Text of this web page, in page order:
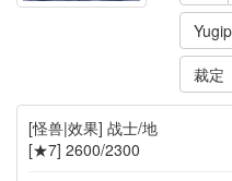
裁定
[怪兽|效果] 战士/地
[★7] 2600/2300